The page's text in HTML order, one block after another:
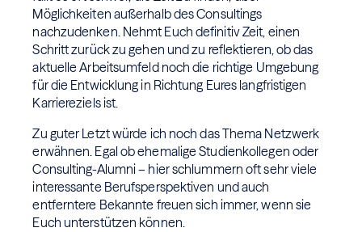
Möglichkeiten außerhalb des Consultings
nachzudenken. Nehmt Euch definitiv Zeit, einen
Schritt zurück zu gehen und zu reflektieren, ob das
aktuelle Arbeitsumfeld noch die richtige Umgebung
für die Entwicklung in Richtung Eures langfristigen
Karriereziels ist.
Zu guter Letzt würde ich noch das Thema Netzwerk
erwähnen. Egal ob ehemalige Studienkollegen oder
Consulting-Alumni – hier schlummern oft sehr viele
interessante Berufsperspektiven und auch
entferntere Bekannte freuen sich immer, wenn sie
Euch unterstützen können.